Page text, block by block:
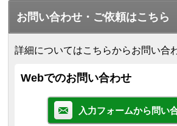
お問い合わせ・ご依頼はこちら
詳細についてはこちらからお問い合
Webでのお問い合わせ
入力フォームから問い